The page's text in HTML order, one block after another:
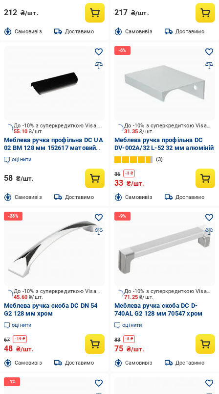
212 ₴/шт.
Cамовивіз Доставимо
217 ₴/шт.
Cамовивіз Доставимо
55.10₴/шт.
До -10% з суперкредиткою Visa Вигода
Меблева ручка профільна DC UA
02 BM 128 мм 152617 матовий
чорний
оцінити
58 ₴/шт.
Cамовивіз Доставимо
31.35₴/шт.
До -10% з суперкредиткою Visa Вигода
Меблева ручка профільна DC
DV-002A/32 L-52 32 мм алюміній
3
36 -3₴
33 ₴/шт.
Cамовивіз Доставимо
45.60₴/шт.
До -10% з суперкредиткою Visa Вигода
Меблева ручка скоба DC DN 54
G2 128 мм хром
оцінити
67 -19 ₴
48 ₴/шт.
Cамовивіз Доставимо
71.25₴/шт.
До -10% з суперкредиткою Visa Вигода
Меблева ручка скоба DC D-
740AL G2 128 мм 70547 хром
оцінити
83 -8₴
75 ₴/шт.
Cамовивіз Доставимо